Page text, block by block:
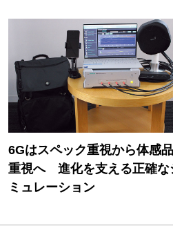
6Gはスペック重視から体感
重視へ 進化を支える正確な
ミュレーション